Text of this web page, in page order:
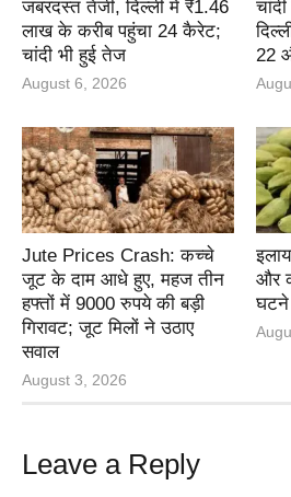
जबरदस्त तेजी, दिल्ली में ₹1.46
लाख के करीब पहुंचा 24 कैरेट;
चांदी भी हुई तेज
August 6, 2026
22
Jute Prices Crash: कच्चे
जूट के दाम आधे हुए, महज तीन
हफ्तों में 9000 रुपये की बड़ी
गिरावट; जूट मिलों ने उठाए
सवाल
August 3, 2026
और
Leave a Reply